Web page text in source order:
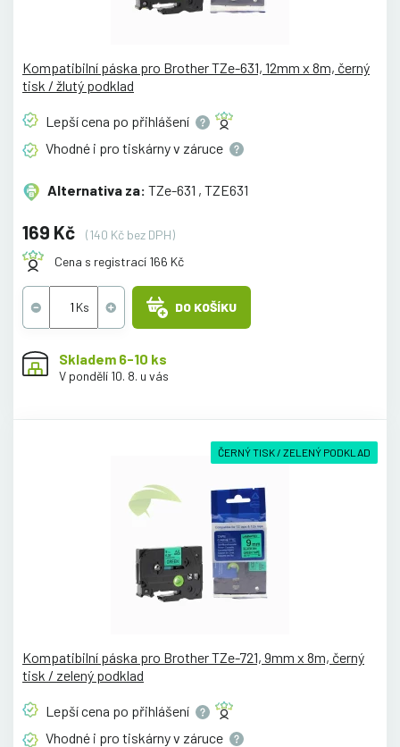
Kompatibilní páska pro Brother TZe-631, 12mm x 8m, černý
tisk / žlutý podklad
Lepší cena po přihlášení
Vhodné i pro tiskárny v záruce
Alternativa za: TZe-631 , TZE631
169 Kč
(140 Kč bez DPH)
Cena s registrací 166 Kč
DO KOŠÍKU
Skladem 6-10 ks
V pondělí 10. 8. u vás
ČERNÝ TISK / ZELENÝ PODKLAD
Kompatibilní páska pro Brother TZe-721, 9mm x 8m, černý
tisk / zelený podklad
Lepší cena po přihlášení
Vhodné i pro tiskárny v záruce